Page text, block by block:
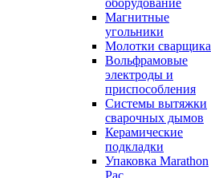
оборудование
Магнитные
угольники
Молотки сварщика
Вольфрамовые
электроды и
приспособления
Системы вытяжки
сварочных дымов
Керамические
подкладки
Упаковка Marathon
Pac